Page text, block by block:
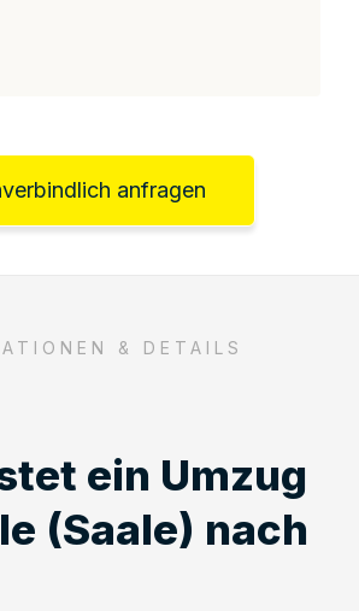
anfragen
& DETAILS
ein Umzug
(Saale) nach